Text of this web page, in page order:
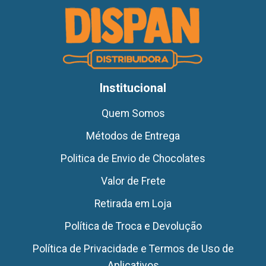
Institucional
Quem Somos
Métodos de Entrega
Politica de Envio de Chocolates
Valor de Frete
Retirada em Loja
Política de Troca e Devolução
Política de Privacidade e Termos de Uso de